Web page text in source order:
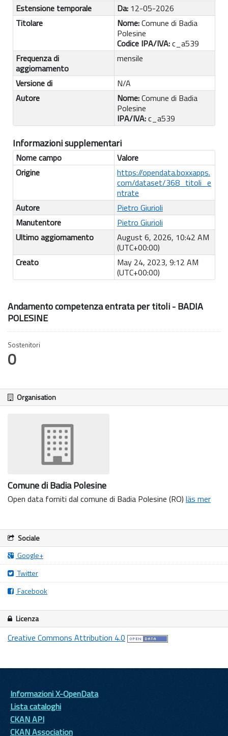
Estensione temporale
Da: 12-05-2026
Titolare
Nome:Comune di Badia
Polesine
Codice IPA/IVA:c_a539
Frequenza di
aggiornamento
mensile
Versione di
N/A
Autore
Nome:Comune di Badia
Polesine
IPA/IVA:c_a539
Informazioni supplementari
Nome campo
Valore
Origine
https://opendata.boxxapps.
com/dataset/368_titoli_e
ntrate
Autore
Pietro Giurioli
Manutentore
Pietro Giurioli
Ultimo aggiornamento
August 6, 2026, 10:42 AM
(UTC+00:00)
Creato
May 24, 2023, 9:12 AM
(UTC+00:00)
Andamento competenza entrata per titoli - BADIA
POLESINE
Sostenitori
0
Organisation
Comune di Badia Polesine
Open data forniti dal comune di Badia Polesine (RO) läs mer
Sociale
Google+
Twitter
Facebook
Licenza
Creative Commons Attribution 4.0
Informazioni X-OpenData
Lista cataloghi
CKAN API
CKAN Association